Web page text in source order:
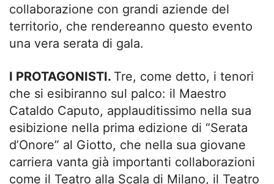
collaborazione con grandi aziende del
territorio, che rendereanno questo evento
una vera serata di gala.
I PROTAGONISTI. Tre, come detto, i tenori
che si esibiranno sul palco: il Maestro
Cataldo Caputo, applauditissimo nella sua
esibizione nella prima edizione di “Serata
d’Onore” al Giotto, che nella sua giovane
carriera vanta già importanti collaborazioni
come il Teatro alla Scala di Milano, il Teatro